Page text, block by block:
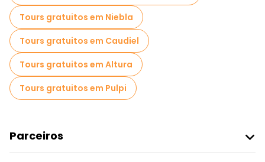
Tours gratuitos em Niebla
Tours gratuitos em Caudiel
Tours gratuitos em Altura
Tours gratuitos em Pulpi
Parceiros